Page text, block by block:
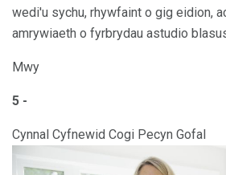
wedi'u sychu, rhywfaint o gig eidion,
amrywiaeth o fyrbrydau astudio
Mwy
5 -
Cynnal Cyfnewid Cogi Pecyn Gofal